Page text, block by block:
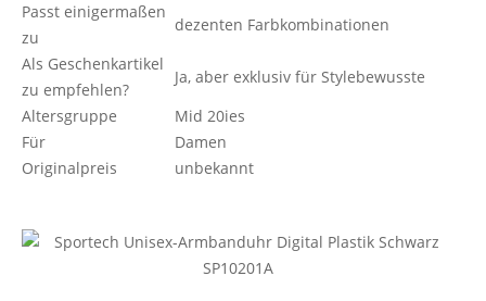
Passt einigermaßen
zu
dezenten Farbkombinationen
Als Geschenkartikel
zu empfehlen?
Ja, aber exklusiv für Stylebewusste
Altersgruppe
Mid 20ies
Für
Damen
Originalpreis
unbekannt